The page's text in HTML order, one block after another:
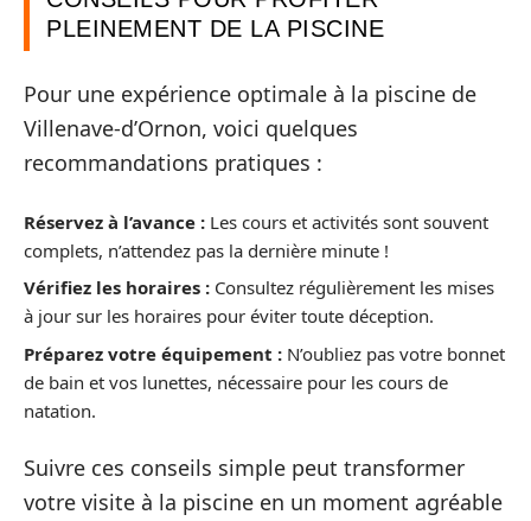
PLEINEMENT DE LA PISCINE
Pour une expérience optimale à la piscine de
Villenave-d’Ornon, voici quelques
recommandations pratiques :
Réservez à l’avance : Les cours et activités sont souvent
complets, n’attendez pas la dernière minute !
Vérifiez les horaires : Consultez régulièrement les mises
à jour sur les horaires pour éviter toute déception.
Préparez votre équipement : N’oubliez pas votre bonnet
de bain et vos lunettes, nécessaire pour les cours de
natation.
Suivre ces conseils simple peut transformer
votre visite à la piscine en un moment agréable